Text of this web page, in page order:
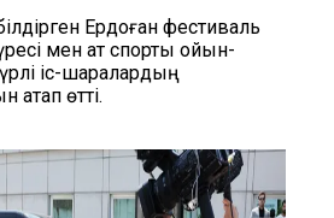
Ердоған фестиваль
мен ат спорты ойын-
іс-шаралардың
өтті.